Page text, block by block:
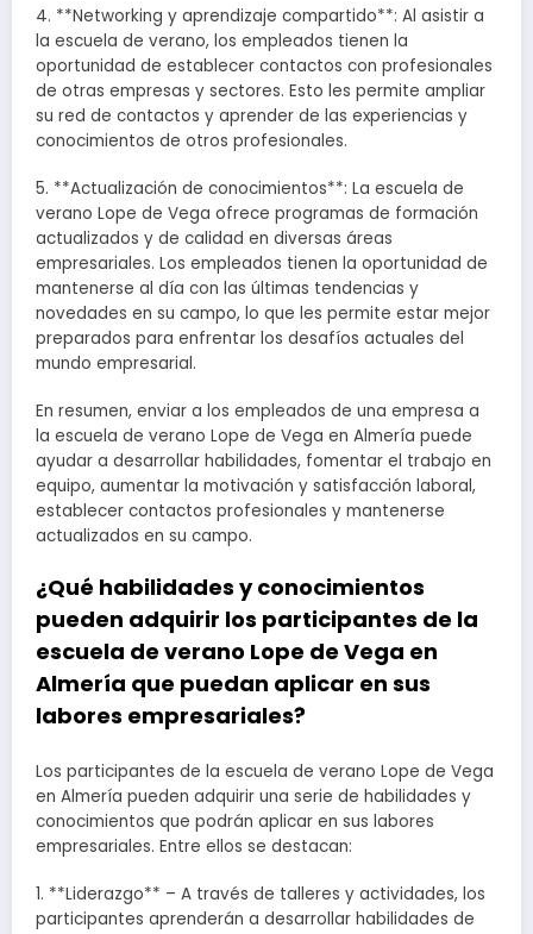
4. **Networking y aprendizaje compartido**: Al asistir a
la escuela de verano, los empleados tienen la
oportunidad de establecer contactos con profesionales
de otras empresas y sectores. Esto les permite ampliar
su red de contactos y aprender de las experiencias y
conocimientos de otros profesionales.
5. **Actualización de conocimientos**: La escuela de
verano Lope de Vega ofrece programas de formación
actualizados y de calidad en diversas áreas
empresariales. Los empleados tienen la oportunidad de
mantenerse al día con las últimas tendencias y
novedades en su campo, lo que les permite estar mejor
preparados para enfrentar los desafíos actuales del
mundo empresarial.
En resumen, enviar a los empleados de una empresa a
la escuela de verano Lope de Vega en Almería puede
ayudar a desarrollar habilidades, fomentar el trabajo en
equipo, aumentar la motivación y satisfacción laboral,
establecer contactos profesionales y mantenerse
actualizados en su campo.
¿Qué habilidades y conocimientos
pueden adquirir los participantes de la
escuela de verano Lope de Vega en
Almería que puedan aplicar en sus
labores empresariales?
Los participantes de la escuela de verano Lope de Vega
en Almería pueden adquirir una serie de habilidades y
conocimientos que podrán aplicar en sus labores
empresariales. Entre ellos se destacan:
1. **Liderazgo** – A través de talleres y actividades, los
participantes aprenderán a desarrollar habilidades de